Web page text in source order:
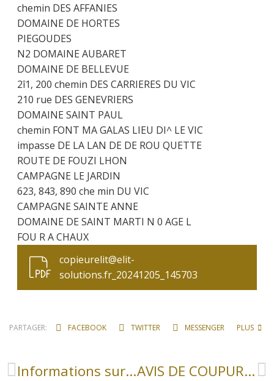
chemin DES AFFANIES
DOMAINE DE HORTES
PIEGOUDES
N2 DOMAINE AUBARET
DOMAINE DE BELLEVUE
2î1, 200 chemin DES CARRIERES DU VIC
210 rue DES GENEVRIERS
DOMAINE SAINT PAUL
chemin FONT MA GALAS LIEU DI^ LE VIC
impasse DE LA LAN DE DE ROU QUETTE
ROUTE DE FOUZI LHON
CAMPAGNE LE JARDIN
623, 843, 890 che min DU VIC
CAMPAGNE SAINTE ANNE
DOMAINE DE SAINT MARTI N 0 AGE L
FOU R A CHAUX
copieurelit@elit-
solutions.fr_20241205_145703
PARTAGER: FACEBOOK TWITTER MESSENGER PLUS
Informations sur les services du SICTOM AVIS DE COUPURE D’EAU